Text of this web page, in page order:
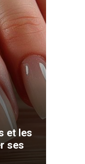
et les
ses